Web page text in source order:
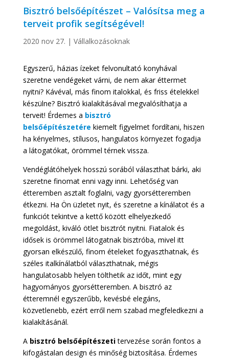
Bisztró belsőépítészet – Valósítsa meg a
terveit profik segítségével!
2020 nov 27. | Vállalkozásoknak
Egyszerű, házias ízeket felvonultató konyhával
szeretne vendégeket várni, de nem akar éttermet
nyitni? Kávéval, más finom italokkal, és friss ételekkel
készülne? Bisztró kialakításával megvalósíthatja a
terveit! Érdemes a bisztró
belsőépítészetére kiemelt figyelmet fordítani, hiszen
ha kényelmes, stílusos, hangulatos környezet fogadja
a látogatókat, örömmel térnek vissza.
Vendéglátóhelyek hosszú sorából választhat bárki, aki
szeretne finomat enni vagy inni. Lehetőség van
étteremben asztalt foglalni, vagy gyorsétteremben
étkezni. Ha Ön üzletet nyit, és szeretne a kínálatot és a
funkciót tekintve a kettő között elhelyezkedő
megoldást, kiváló ötlet bisztrót nyitni. Fiatalok és
idősek is örömmel látogatnak bisztróba, mivel itt
gyorsan elkészülő, finom ételeket fogyaszthatnak, és
széles italkínálatból választhatnak, mégis
hangulatosabb helyen tölthetik az időt, mint egy
hagyományos gyorsétteremben. A bisztró az
étteremnél egyszerűbb, kevésbé elegáns,
közvetlenebb, ezért erről nem szabad megfeledkezni a
kialakításánál.
A bisztró belsőépítészetitervezése során fontos a
kifogástalan design és minőség biztosítása. Érdemes